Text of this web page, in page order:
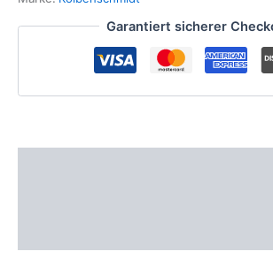
N45
77944600
Garantiert sicherer